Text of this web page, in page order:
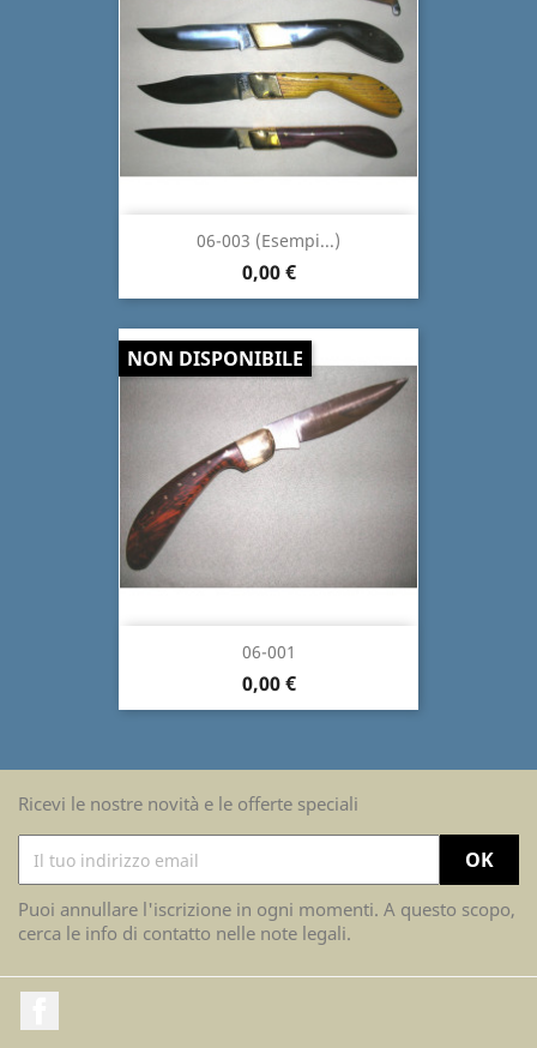
06-003 (Esempi...)
0,00 €
06-001
0,00 €
NON DISPONIBILE
Ricevi le nostre novità e le offerte speciali
Puoi annullare l'iscrizione in ogni momenti. A questo scopo,
cerca le info di contatto nelle note legali.